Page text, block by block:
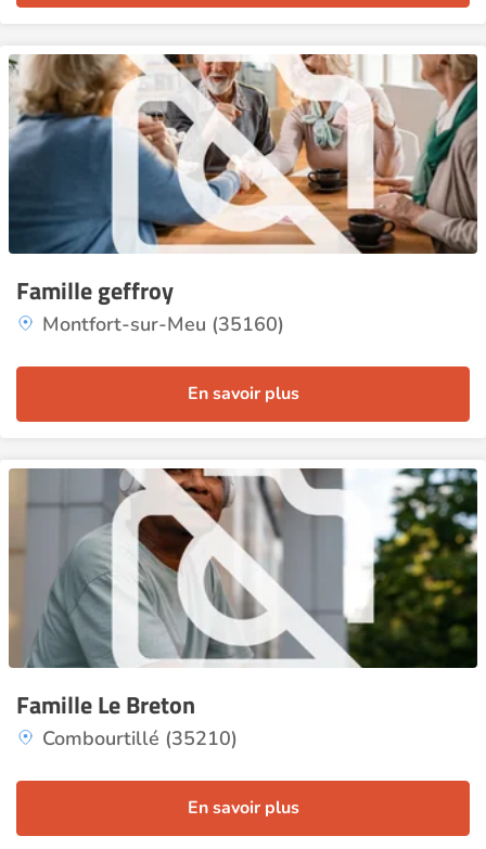
Famille geffroy
Montfort-sur-Meu (35160)
En savoir plus
Famille Le Breton
Combourtillé (35210)
En savoir plus